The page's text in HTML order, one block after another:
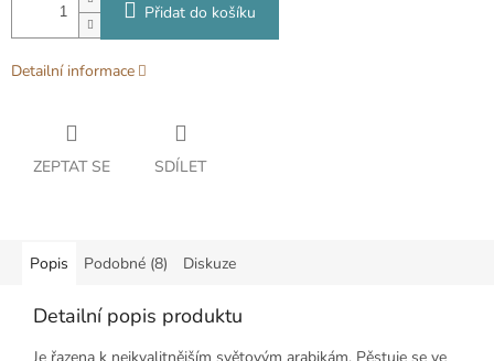
Přidat do košíku
Detailní informace
ZEPTAT SE SDÍLET
Popis Podobné (8) Diskuze
Detailní popis produktu
Je řazena k nejkvalitnějším světovým arabikám. Pěstuje se ve